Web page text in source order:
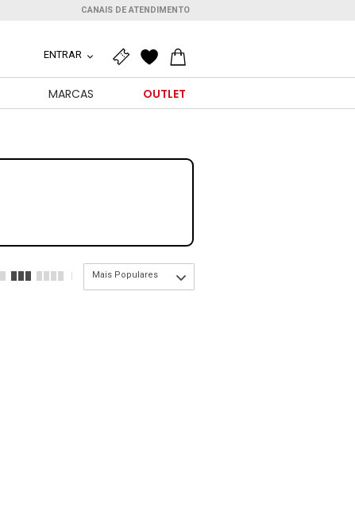
CANAIS DE ATENDIMENTO
ENTRAR
MARCAS OUTLET
Mais Populares